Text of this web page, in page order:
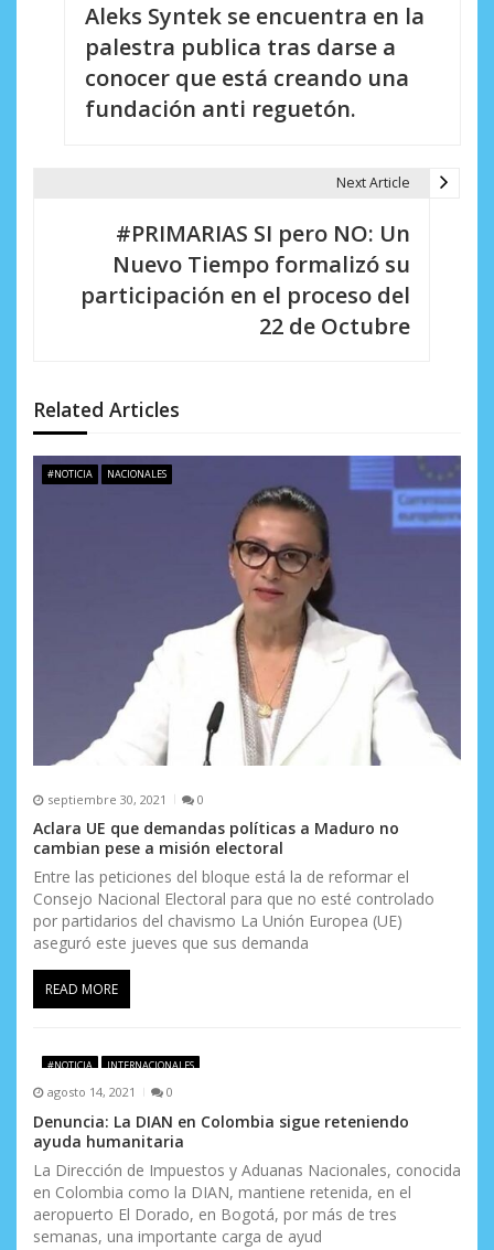
e
e
Aleks Syntek se encuentra en la
palestra publica tras darse a
conocer que está creando una
fundación anti reguetón.
Next Article
#PRIMARIAS SI pero NO: Un
Nuevo Tiempo formalizó su
participación en el proceso del
22 de Octubre
Related Articles
#NOTICIA NACIONALES
septiembre 30, 2021 0
Aclara UE que demandas políticas a Maduro no
cambian pese a misión electoral
Entre las peticiones del bloque está la de reformar el
Consejo Nacional Electoral para que no esté controlado
por partidarios del chavismo La Unión Europea (UE)
aseguró este jueves que sus demanda
READ MORE
#NOTICIA INTERNACIONALES
agosto 14, 2021 0
Denuncia: La DIAN en Colombia sigue reteniendo
ayuda humanitaria
La Dirección de Impuestos y Aduanas Nacionales, conocida
en Colombia como la DIAN, mantiene retenida, en el
aeropuerto El Dorado, en Bogotá, por más de tres
semanas, una importante carga de ayud